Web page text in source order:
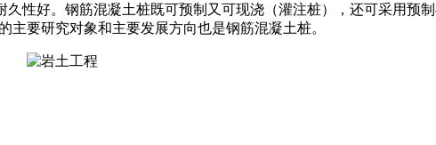
性好。钢筋混凝土桩既可预制又可现浇（灌注桩），还可采用预
要研究对象和主要发展方向也是钢筋混凝土桩。